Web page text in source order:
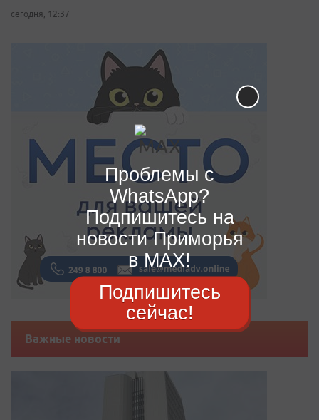
сегодня, 12:37
Важные новости
Проблемы с
WhatsApp?
Подпишитесь на
новости Приморья
в MAX!
Подпишитесь
сейчас!